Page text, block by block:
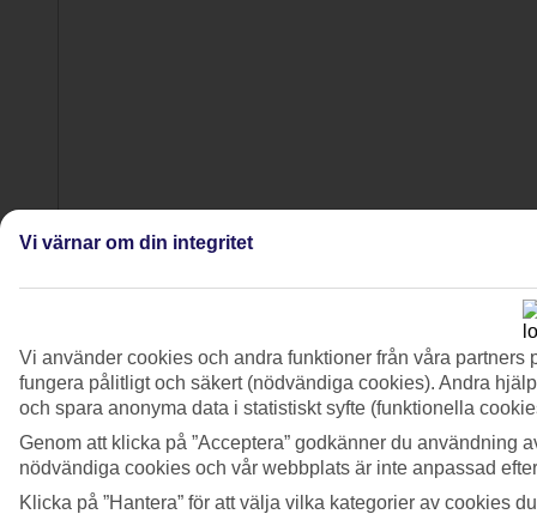
5/12
Vi värnar om din integritet
Vi använder cookies och andra funktioner från våra
fungera pålitligt och säkert (nödvändiga cookies). Andra
och spara anonyma data i statistiskt syfte (funktionella
Genom att klicka på ”Acceptera” godkänner du användning
nödvändiga cookies och vår webbplats är inte anpassad
Klicka på ”Hantera” för att välja vilka kategorier av cookies